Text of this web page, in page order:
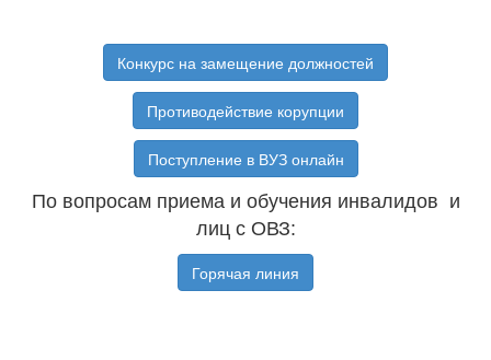
Конкурс на замещение должностей
Противодействие корупции
Поступление в ВУЗ онлайн
По вопросам приема и обучения инвалидов и
лиц с ОВЗ:
Горячая линия